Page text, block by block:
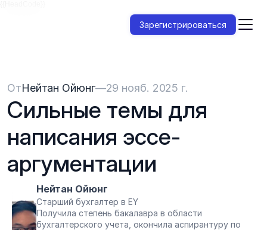
Зарегистрироваться
ОтНейтан Ойюнг—29 нояб. 2025 г.
Сильные темы для
написания эссе-
аргументации
Нейтан Ойюнг
Старший бухгалтер в EY
Получила степень бакалавра в области
бухгалтерского учета, окончила аспирантуру по